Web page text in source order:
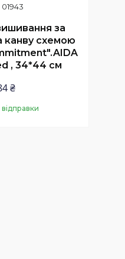
01943
за
канву схемою
, 34*44 см
₴